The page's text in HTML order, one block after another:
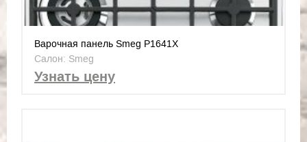
Варочная панель Smeg P1641X
Салон: Smeg
Узнать цену